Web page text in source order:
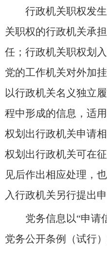
行政机关职权发
关职权的行政机关承
任；行政机关职权划
党的工作机关对外加
以行政机关名义独立
程中形成的信息，适
权划出行政机关申请
权划出行政机关可在
见后作出相应处理，
入行政机关另行提出申
党务信息以“申请
党务公开条例（试行